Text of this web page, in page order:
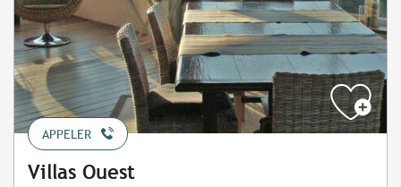
APPELER
Villas Ouest